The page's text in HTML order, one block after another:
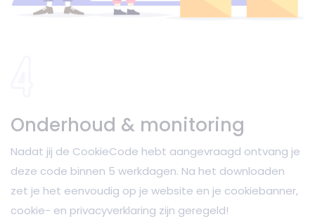
Onderhoud & monitoring
Nadat jij de CookieCode hebt aangevraagd ontvang je
deze code binnen 5 werkdagen. Na het downloaden
zet je het eenvoudig op je website en je cookiebanner,
cookie- en privacyverklaring zijn geregeld!